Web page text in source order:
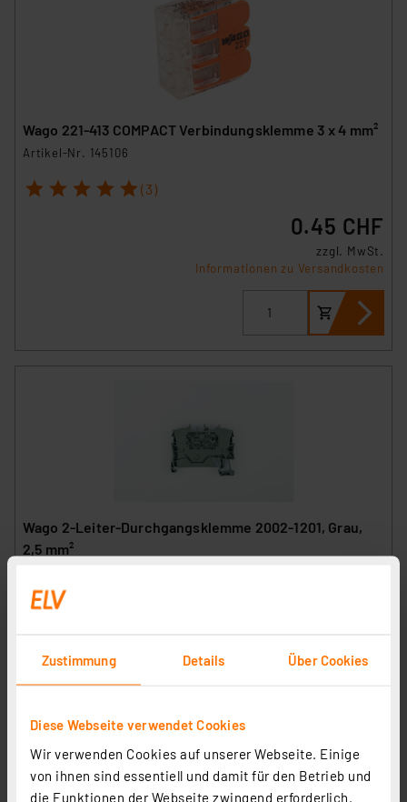
Zustimmung Details Über Cookies
Diese Webseite verwendet Cookies
Wir verwenden Cookies auf unserer Webseite. Einige
von ihnen sind essentiell und damit für den Betrieb und
die Funktionen der Webseite zwingend erforderlich.
Wago 221-413 COMPACT Verbindungsklemme 3 x 4 mm²
Artikel-Nr. 145106
1 2 3 4 5 (3)
0.45 CHF
zzgl. MwSt.
Informationen zu Versandkosten
Wago 2-Leiter-Durchgangsklemme 2002-1201, Grau,
2,5 mm²
Wago Kammbrücker 2002-404, 4-fach, 25 A
Artikel-Nr. 144130